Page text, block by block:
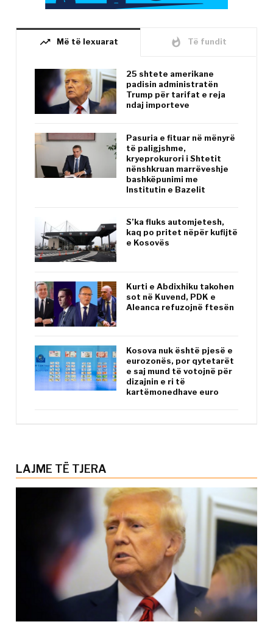
trending_up Më të lexuarat whatshot Të fundit
25 shtete amerikane
padisin administratën
Trump për tarifat e reja
ndaj importeve
Pasuria e fituar në mënyrë
të paligjshme,
kryeprokurori i Shtetit
nënshkruan marrëveshje
bashkëpunimi me
Institutin e Bazelit
S’ka fluks automjetesh,
kaq po pritet nëpër kufijtë
e Kosovës
Kurti e Abdixhiku takohen
sot në Kuvend, PDK e
Aleanca refuzojnë ftesën
Kosova nuk është pjesë e
eurozonës, por qytetarët
e saj mund të votojnë për
dizajnin e ri të
kartëmonedhave euro
LAJME TË TJERA